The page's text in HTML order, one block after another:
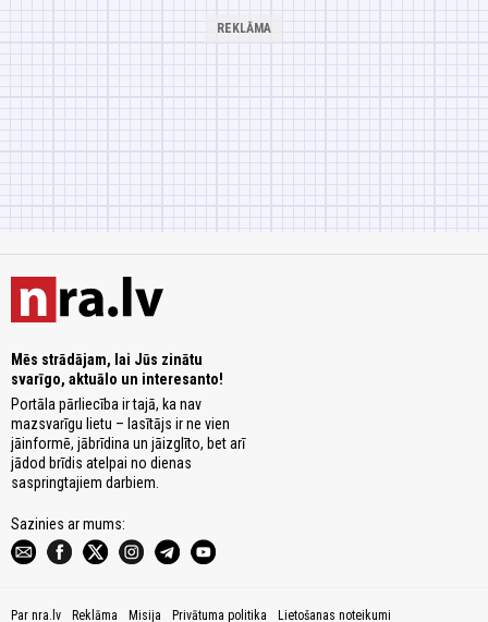
Mēs strādājam, lai Jūs zinātu
svarīgo, aktuālo un interesanto!
Portāla pārliecība ir tajā, ka nav
mazsvarīgu lietu – lasītājs ir ne vien
jāinformē, jābrīdina un jāizglīto, bet arī
jādod brīdis atelpai no dienas
saspringtajiem darbiem.
Sazinies ar mums:
Par nra.lv Reklāma Misija Privātuma politika Lietošanas noteikumi